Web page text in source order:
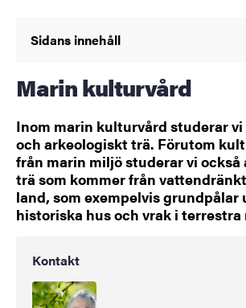
Sidans innehåll
Marin kulturvård
Inom marin kulturvård studerar
och arkeologiskt trä. Förutom
från marin miljö studerar vi
trä som kommer från
land, som exempelvis grundpålar
historiska hus och vrak i terrestra
Kontakt